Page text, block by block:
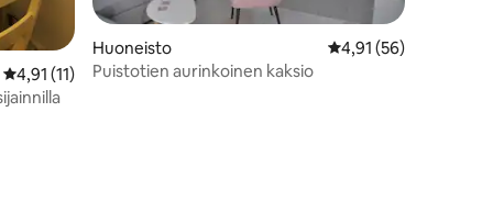
Keskimääräinen arvio 4,91/5, 11 arvostelua
4,91 (11)
Huoneisto Keskimääräinen
4,91 (56)
Puistotien aurinkoinen kaksio